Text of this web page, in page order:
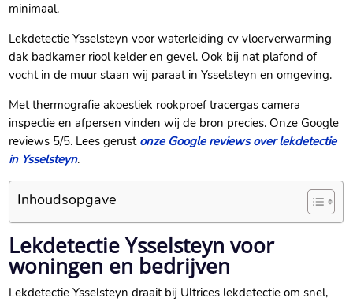
minimaal.​
Lekdetectie Ysselsteyn voor waterleiding cv vloerverwarming
dak badkamer riool kelder en gevel.​ Ook bij nat plafond of
vocht in de muur staan wij paraat in Ysselsteyn en omgeving.​
Met thermografie akoestiek rookproef tracergas camera
inspectie en afpersen vinden wij de bron precies.​ Onze Google
reviews 5/5.​ Lees gerust onze Google reviews over lekdetectie
in Ysselsteyn.​
Inhoudsopgave
Lekdetectie Ysselsteyn voor
woningen en bedrijven
Lekdetectie Ysselsteyn draait bij Ultrices lekdetectie om snel,